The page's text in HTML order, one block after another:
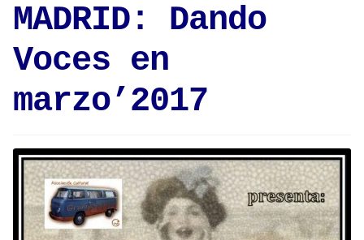
MADRID: Dando
Voces en
marzo’2017